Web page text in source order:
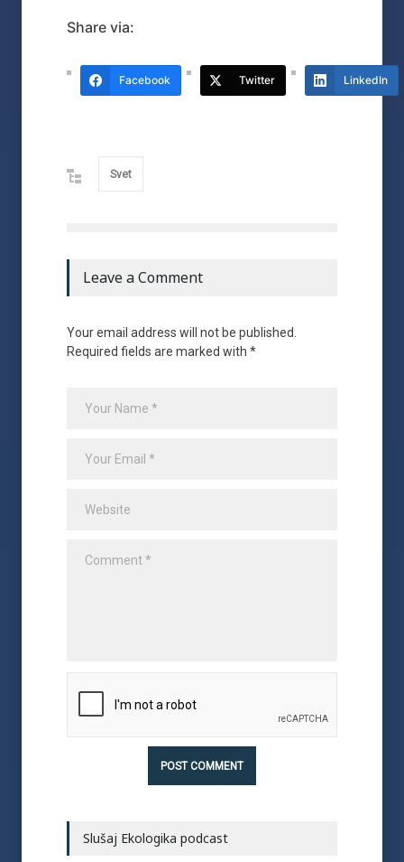
Share via:
Facebook Twitter LinkedIn
Svet
Leave a Comment
Your email address will not be published.
Required fields are marked with *
Slušaj Ekologika podcast